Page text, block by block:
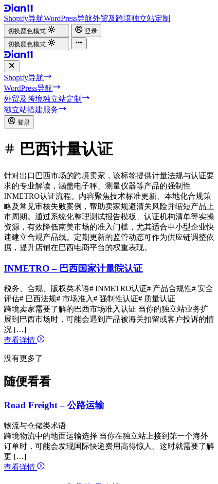
Shopify导航WordPress导航外贸及跨境独立站定制
切换颜色模式
登录
切换颜色模式
Shopify导航
WordPress导航
外贸及跨境独立站定制
独立站搭建服务
登录
巴西计量认证
针对出口巴西市场的跨境卖家，该标签提供计量法规与认证要
求的专业解读，涵盖电子秤、测量仪器等产品的强制性
INMETRO认证流程。内容聚焦技术标准更新、本地化合规策
略及常见审核失败案例，帮助卖家规避清关风险并缩短产品上
市周期。通过系统化整理测试报告模板、认证机构清单等实操
资源，有效降低南美市场的准入门槛，尤其适合中小型企业快
速建立合规产品线。定期更新的监管动态可作为供应链调整依
据，提升店铺在巴西电商平台的权重表现。
INMETRO – 巴西国家计量院认证
税务、合规、版权类术语# INMETRO认证# 产品合规性# 安全
评估# 巴西法规# 市场准入# 强制性认证# 质量认证
跨境卖家需要了解的巴西市场准入认证 当你的独立站业务扩
展到巴西市场时，可能会遇到产品被海关扣留或客户投诉的情
况 […]
查看详情
没有更多了
随便看看
Road Freight – 公路运输
物流与仓储类术语
跨境物流中的地面运输选择 当你在独立站上接到第一个海外
订单时，可能会发现国际快递费用高得惊人。这时就需要了解
更 […]
查看详情